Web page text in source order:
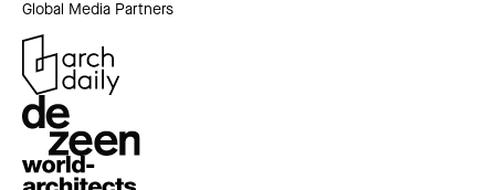
Global Media Partners